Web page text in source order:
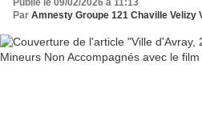
Publié le 09/02/2026 à 11:13
Par Amnesty Groupe 121 Chaville Velizy